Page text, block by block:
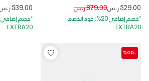
529.00 ر.س Price reduced from
879.00 ر.س to
*خصم إضافي 20%. كود الخصم:
EXTRA20
539.00 ر.س
EXTRA20
-%40